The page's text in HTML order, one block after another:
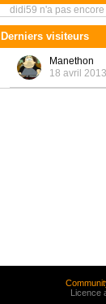
didi59 n'a pas
Derniers visiteurs
Manethon
18 avril
Licence